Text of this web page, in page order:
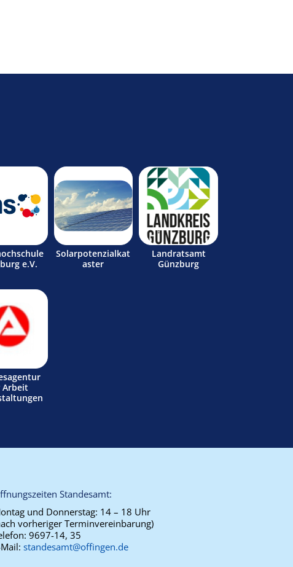
e.V.
Solarpotenzialkat
aster
Landratsamt
Günzburg
Arbeit
Standesamt:
und Donnerstag: 14 – 18 Uhr
vorheriger Terminvereinbarung)
9697-14, 35
Mail:standesamt@offingen.de